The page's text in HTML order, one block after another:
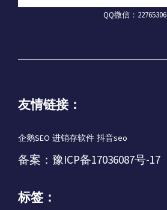
QQ微信：22765306
友情链接：
企鹅SEO 进销存软件 抖音seo
备案： 豫ICP备17036087号-17
标签：